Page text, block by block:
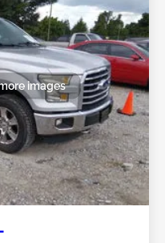
images